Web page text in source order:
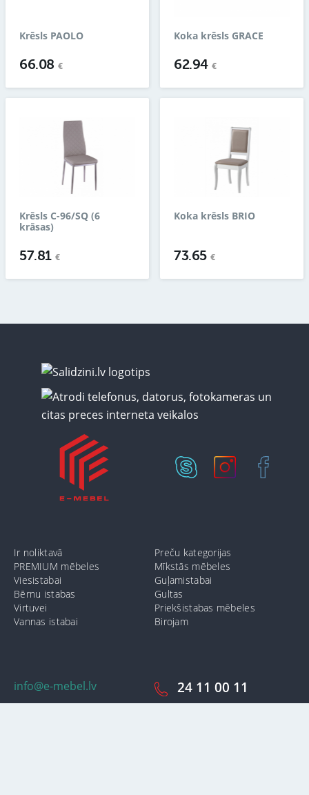
Krēsls PAOLO
66.08 €
Koka krēsls GRACE
62.94 €
Krēsls C-96/SQ (6
krāsas)
57.81 €
Koka krēsls BRIO
73.65 €
info@e-mebel.lv 24 11 00 11
Ir noliktavā
Preču kategorijas
PREMIUM mēbeles
Mīkstās mēbeles
Viesistabai
Guļamistabai
Bērnu istabas
Gultas
Virtuvei
Priekšistabas mēbeles
Vannas istabai
Birojam